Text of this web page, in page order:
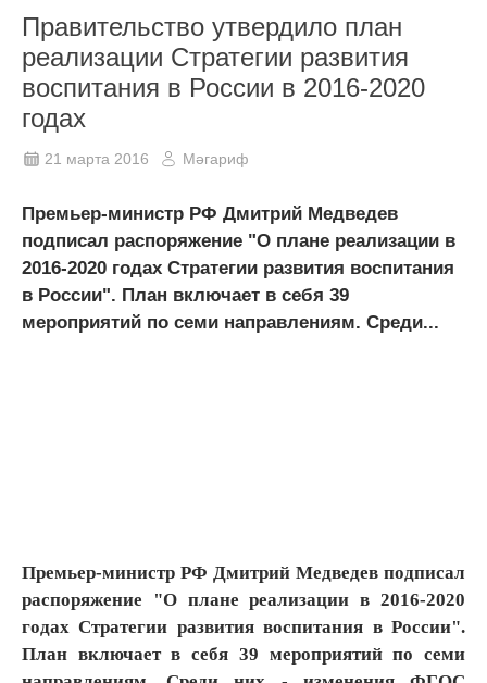
Правительство утвердило план
реализации Стратегии развития
воспитания в России в 2016-2020
годах
21 марта 2016 Мәгариф
Премьер-министр РФ Дмитрий Медведев
подписал распоряжение "О плане реализации в
2016-2020 годах Стратегии развития воспитания
в России". План включает в себя 39
мероприятий по семи направлениям. Среди...
Премьер-министр РФ Дмитрий Медведев подписал
распоряжение "О плане реализации в 2016-2020
годах Стратегии развития воспитания в России".
План включает в себя 39 мероприятий по семи